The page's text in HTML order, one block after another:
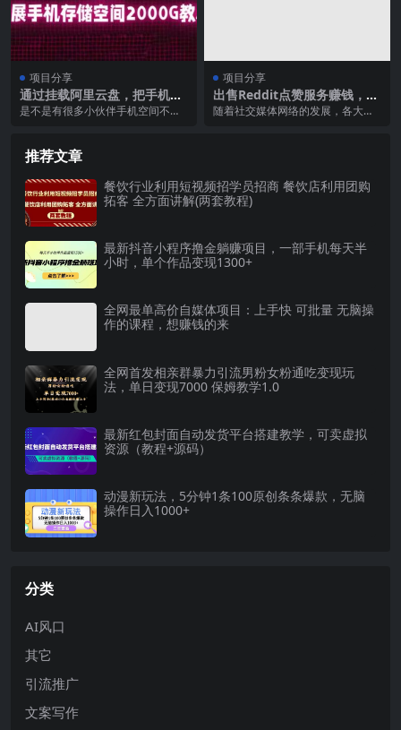
项目分享
通过挂载阿里云盘，把手机存
储空间扩展到2000G【详细教
是不是有很多小伙伴手机空间不太
项目分享
出售Reddit点赞服务赚钱，适
合新手的副业，每天躺赚200
随着社交媒体网络的发展，各大社
推荐文章
餐饮行业利用短视频招学员招商 餐饮店利用团购
拓客 全方面讲解(两套教程)
最新抖音小程序撸金躺赚项目，一部手机每天半
小时，单个作品变现1300+
全网最单高价自媒体项目：上手快 可批量 无脑操
作的课程，想赚钱的来
全网首发相亲群暴力引流男粉女粉通吃变现玩
法，单日变现7000 保姆教学1.0
最新红包封面自动发货平台搭建教学，可卖虚拟
资源（教程+源码）
动漫新玩法，5分钟1条100原创条条爆款，无脑
操作日入1000+
分类
AI风口
其它
引流推广
文案写作